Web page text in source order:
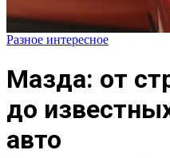
Разное интересное
Мазда: от
до
авто